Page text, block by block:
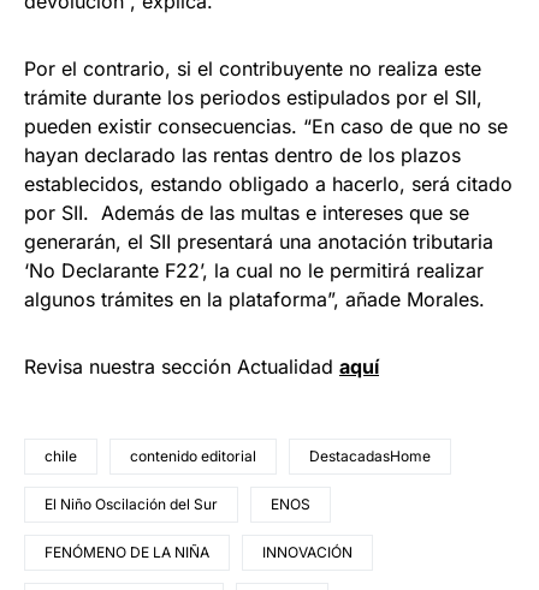
Por el contrario, si el contribuyente no realiza este
trámite durante los periodos estipulados por el SII,
pueden existir consecuencias. “En caso de que no se
hayan declarado las rentas dentro de los plazos
establecidos, estando obligado a hacerlo, será citado
por SII. Además de las multas e intereses que se
generarán, el SII presentará una anotación tributaria
‘No Declarante F22’, la cual no le permitirá realizar
algunos trámites en la plataforma”, añade Morales.
Revisa nuestra sección Actualidad aquí
chile contenido editorial DestacadasHome
El Niño Oscilación del Sur ENOS
FENÓMENO DE LA NIÑA INNOVACIÓN